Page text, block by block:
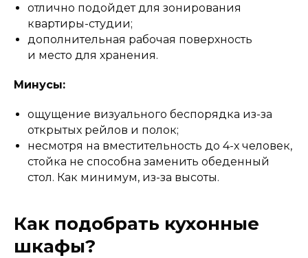
отлично подойдет для зонирования
квартиры-студии;
дополнительная рабочая поверхность
и место для хранения.
Минусы:
ощущение визуального беспорядка из-за
открытых рейлов и полок;
несмотря на вместительность до 4-х человек,
стойка не способна заменить обеденный
стол. Как минимум, из-за высоты.
Как подобрать кухонные
шкафы?